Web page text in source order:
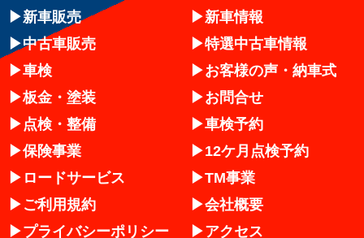
新車販売
中古車販売
車検
板金・塗装
点検・整備
保険事業
ロードサービス
ご利用規約
プライバシーポリシー
新車情報
特選中古車情報
お客様の声・納車式
お問合せ
車検予約
12ケ月点検予約
TM事業
会社概要
アクセス